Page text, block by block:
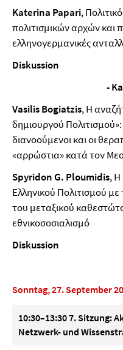
Katerina Papari,
πολιτισμικών αρχών
ελληνογερμανικές
Diskussion
-
Vasilis Bogiatzis, Η
δημιουργού
διανοούμενοι και οι
«αρρώστια» κατά τον
Spyridon G. Ploumidis, Η
Ελληνικού Πολιτισμού με
του μεταξικού
εθνικοσοσιαλισμό
Diskussion
Sonntag, 27. September
10:30–13:30 7. Sitzung:
Netzwerk- und